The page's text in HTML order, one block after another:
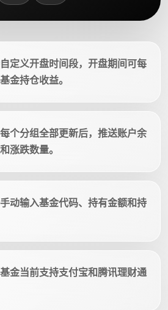
定义开盘时间段，开盘期间可每
金持仓收益。
个分组全部更新后，推送账户余
涨跌数量。
动输入基金代码、持有金额和持
金当前支持支付宝和腾讯理财通